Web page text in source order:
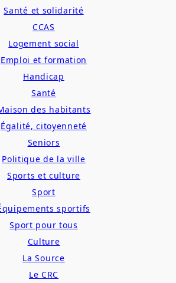
Santé et solidarité
CCAS
Logement social
Emploi et formation
Handicap
Santé
des habitants
Égalité, citoyenneté
Seniors
Politique de la ville
Sports et culture
Sport
sportifs
Sport pour tous
Culture
La Source
Le CRC